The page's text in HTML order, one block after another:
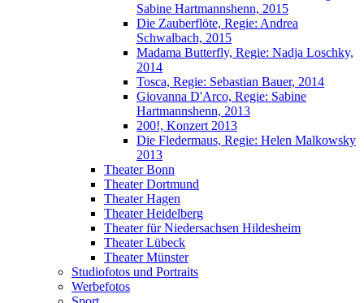
Sabine Hartmannshenn, 2015
Die Zauberflöte, Regie: Andrea
Schwalbach, 2015
Madama Butterfly, Regie: Nadja Loschky,
2014
Tosca, Regie: Sebastian Bauer, 2014
Giovanna D'Arco, Regie: Sabine
Hartmannshenn, 2013
200!, Konzert 2013
Die Fledermaus, Regie: Helen Malkowsky
2013
Theater Bonn
Theater Dortmund
Theater Hagen
Theater Heidelberg
Theater für Niedersachsen Hildesheim
Theater Lübeck
Theater Münster
Studiofotos und Portraits
Werbefotos